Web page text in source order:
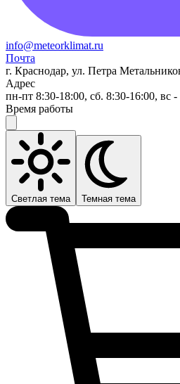
info@meteorklimat.ru
Почта
г. Краснодар, ул. Петра
Адрес
пн-пт 8:30-18:00, сб. 8:30-16:00, вс
Время работы
Светлая тема Темная тема